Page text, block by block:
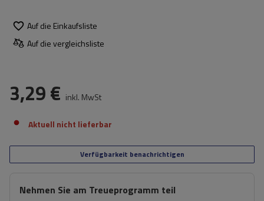
Auf die Einkaufsliste
Auf die vergleichsliste
3,29 € inkl. MwSt
Aktuell nicht lieferbar
Verfügbarkeit benachrichtigen
Nehmen Sie am Treueprogramm teil